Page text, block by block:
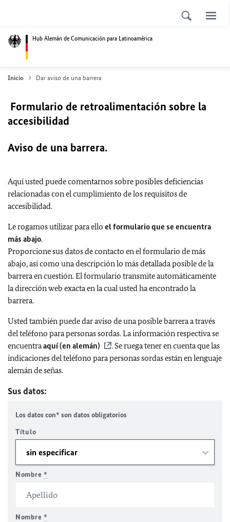
Hub Alemán de Comunicación para Latinoamérica
Inicio Dar aviso de una barrera
Formulario de retroalimentación sobre la
accesibilidad
Aviso de una barrera.
Aquí usted puede comentarnos sobre posibles deficiencias
relacionadas con el cumplimiento de los requisitos de
accesibilidad.
Le rogamos utilizar para ello el formulario que se encuentra
más abajo.
Proporcione sus datos de contacto en el formulario de más
abajo, así como una descripción lo más detallada posible de la
barrera en cuestión. El formulario transmite automáticamente
la dirección web exacta en la cual usted ha encontrado la
barrera.
Usted también puede dar aviso de una posible barrera a través
del teléfono para personas sordas. La información respectiva se
encuentraaquí (en alemán)
. Se ruega tener en cuenta que las
indicaciones del teléfono para personas sordas están en lenguaje
alemán de señas.
Sus datos:
Los datos con* son datos obligatorios
Título
Nombre *
Nombre *